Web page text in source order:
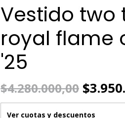
Vestido two
royal flame
'25
$4.280.000,00
Ver cuotas y descuentos